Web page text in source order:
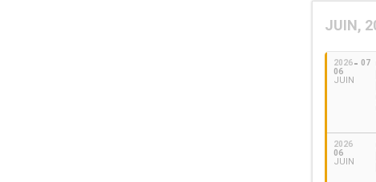
JUIN,
2026
06
JUIN
07
2026
06
JUIN